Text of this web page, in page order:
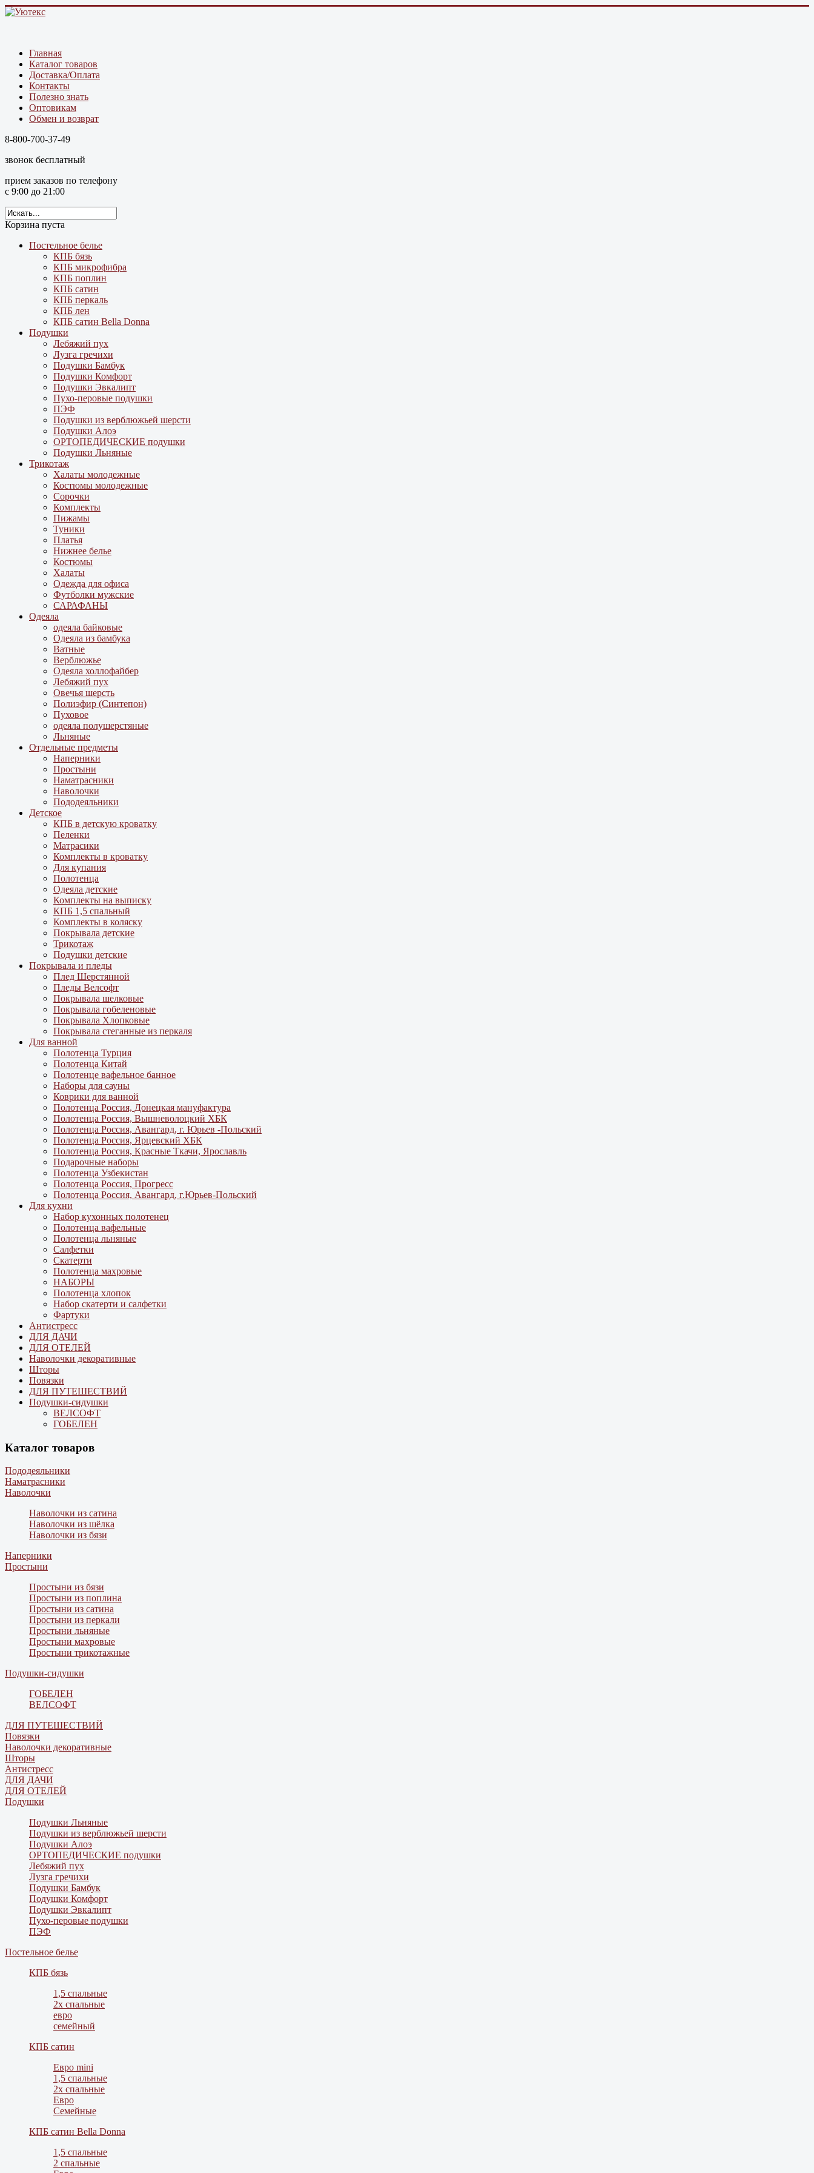
Главная
Каталог товаров
Доставка/Оплата
Контакты
Полезно знать
Оптовикам
Обмен и возврат
8-800-700-37-49
звонок бесплатный
прием заказов по телефону
с 9:00 до 21:00
Корзина пуста
Постельное белье
КПБ бязь
КПБ микрофибра
КПБ поплин
КПБ сатин
КПБ перкаль
КПБ лен
КПБ сатин Bella Donna
Подушки
Лебяжий пух
Лузга гречихи
Подушки Бамбук
Подушки Комфорт
Подушки Эвкалипт
Пухо-перовые подушки
ПЭФ
Подушки из верблюжьей шерсти
Подушки Алоэ
ОРТОПЕДИЧЕСКИЕ подушки
Подушки Льняные
Трикотаж
Халаты молодежные
Костюмы молодежные
Сорочки
Комплекты
Пижамы
Туники
Платья
Нижнее белье
Костюмы
Халаты
Одежда для офиса
Футболки мужские
САРАФАНЫ
Одеяла
одеяла байковые
Одеяла из бамбука
Ватные
Верблюжье
Одеяла холлофайбер
Лебяжий пух
Овечья шерсть
Полиэфир (Синтепон)
Пуховое
одеяла полушерстяные
Льняные
Отдельные предметы
Наперники
Простыни
Наматрасники
Наволочки
Пододеяльники
Детское
КПБ в детскую кроватку
Пеленки
Матрасики
Комплекты в кроватку
Для купания
Полотенца
Одеяла детские
Комплекты на выписку
КПБ 1,5 спальный
Комплекты в коляску
Покрывала детские
Трикотаж
Подушки детские
Покрывала и пледы
Плед Шерстянной
Пледы Велсофт
Покрывала шелковые
Покрывала гобеленовые
Покрывала Хлопковые
Покрывала стеганные из перкаля
Для ванной
Полотенца Турция
Полотенца Китай
Полотенце вафельное банное
Наборы для сауны
Коврики для ванной
Полотенца Россия, Донецкая мануфактура
Полотенца Россия, Вышневолоцкий ХБК
Полотенца Россия, Авангард, г. Юрьев -Польский
Полотенца Россия, Ярцевский ХБК
Полотенца Россия, Красные Ткачи, Ярославль
Подарочные наборы
Полотенца Узбекистан
Полотенца Россия, Прогресс
Полотенца Россия, Авангард, г.Юрьев-Польский
Для кухни
Набор кухонных полотенец
Полотенца вафельные
Полотенца льняные
Салфетки
Скатерти
Полотенца махровые
НАБОРЫ
Полотенца хлопок
Набор скатерти и салфетки
Фартуки
Антистресс
ДЛЯ ДАЧИ
ДЛЯ ОТЕЛЕЙ
Наволочки декоративные
Шторы
Повязки
ДЛЯ ПУТЕШЕСТВИЙ
Подушки-сидушки
ВЕЛСОФТ
ГОБЕЛЕН
Каталог товаров
Пододеяльники
Наматрасники
Наволочки
Наволочки из сатина
Наволочки из шёлка
Наволочки из бязи
Наперники
Простыни
Простыни из бязи
Простыни из поплина
Простыни из сатина
Простыни из перкали
Простыни льняные
Простыни махровые
Простыни трикотажные
Подушки-сидушки
ГОБЕЛЕН
ВЕЛСОФТ
ДЛЯ ПУТЕШЕСТВИЙ
Повязки
Наволочки декоративные
Шторы
Антистресс
ДЛЯ ДАЧИ
ДЛЯ ОТЕЛЕЙ
Подушки
Подушки Льняные
Подушки из верблюжьей шерсти
Подушки Алоэ
ОРТОПЕДИЧЕСКИЕ подушки
Лебяжий пух
Лузга гречихи
Подушки Бамбук
Подушки Комфорт
Подушки Эвкалипт
Пухо-перовые подушки
ПЭФ
Постельное белье
КПБ бязь
1,5 спальные
2х спальные
евро
семейный
КПБ сатин
Евро mini
1,5 спальные
2х спальные
Евро
Семейные
КПБ сатин Bella Donna
1,5 спальные
2 спальные